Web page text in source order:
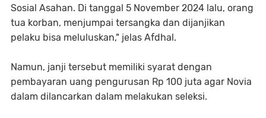
Sosial Asahan. Di tanggal 5 November 2024 lalu, orang
tua korban, menjumpai tersangka dan dijanjikan
pelaku bisa meluluskan," jelas Afdhal.
Namun, janji tersebut memiliki syarat dengan
pembayaran uang pengurusan Rp 100 juta agar Novia
dalam dilancarkan dalam melakukan seleksi.